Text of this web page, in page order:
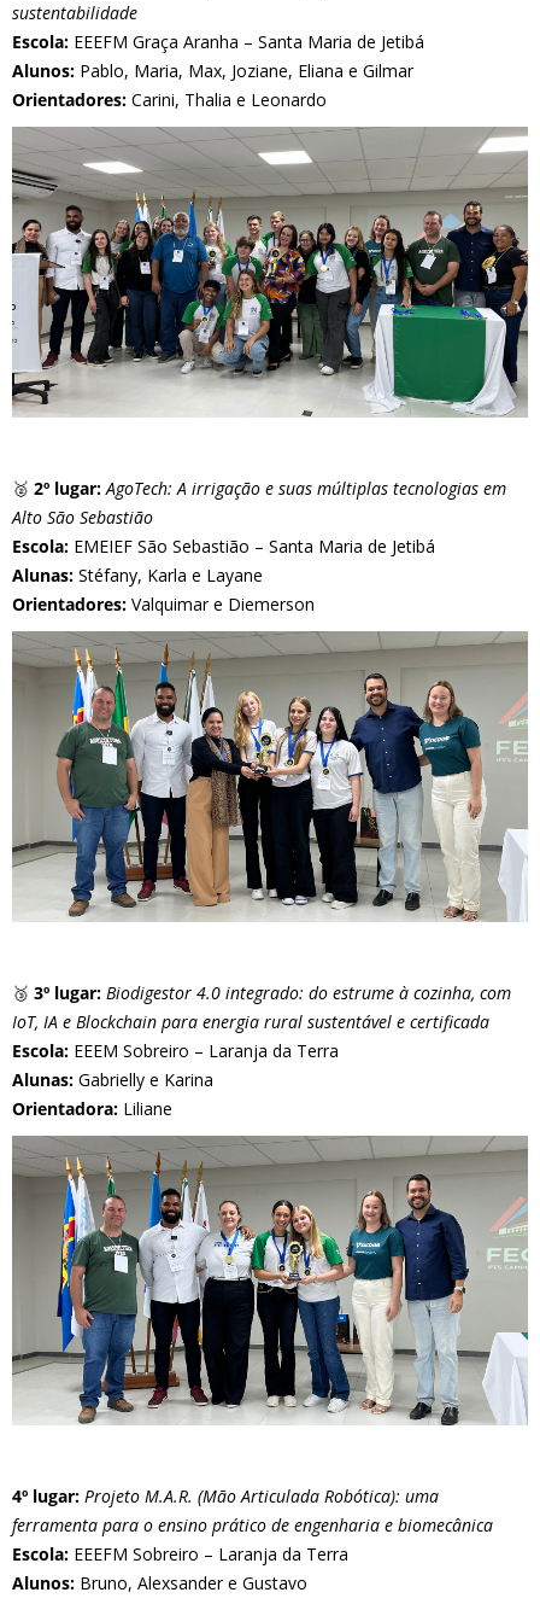
sustentabilidade
Escola: EEEFM Graça Aranha – Santa Maria de Jetibá
Alunos: Pablo, Maria, Max, Joziane, Eliana e Gilmar
Orientadores: Carini, Thalia e Leonardo
🥈 2º lugar: AgoTech: A irrigação e suas múltiplas tecnologias em
Alto São Sebastião
Escola: EMEIEF São Sebastião – Santa Maria de Jetibá
Alunas: Stéfany, Karla e Layane
Orientadores: Valquimar e Diemerson
🥉 3º lugar: Biodigestor 4.0 integrado: do estrume à cozinha, com
IoT, IA e Blockchain para energia rural sustentável e certificada
Escola: EEEM Sobreiro – Laranja da Terra
Alunas: Gabrielly e Karina
Orientadora: Liliane
4º lugar: Projeto M.A.R. (Mão Articulada Robótica): uma
ferramenta para o ensino prático de engenharia e biomecânica
Escola: EEEFM Sobreiro – Laranja da Terra
Alunos: Bruno, Alexsander e Gustavo